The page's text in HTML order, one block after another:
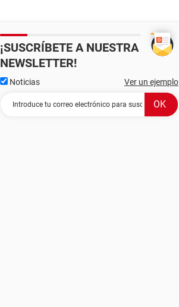
¡SUSCRÍBETE A NUESTRA
NEWSLETTER!
Noticias Ver un ejemplo